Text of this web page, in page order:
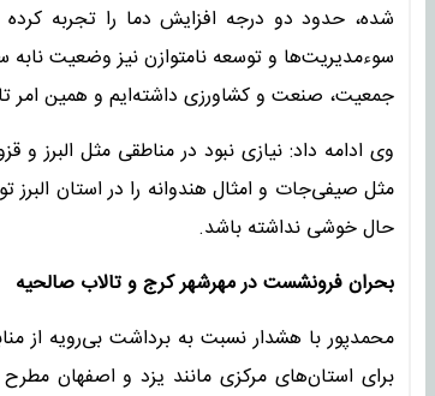
شده، حدود دو درجه افزایش دما را تجربه
سوءمدیریت‌ها و توسعه نامتوازن نیز وضعیت نابه
جمعیت، صنعت و کشاورزی داشته‌ایم و همین امر
وی ادامه داد: نیازی نبود در مناطقی مثل
مثل صیفی‌جات و امثال هندوانه را در استان البرز
حال خوشی نداشته باشد.
بحران فرونشست در مهرشهر کرج و تالاب صالحیه
محمدپور با هشدار نسبت به برداشت بی‌رویه از
برای استان‌های مرکزی مانند یزد و اصفهان